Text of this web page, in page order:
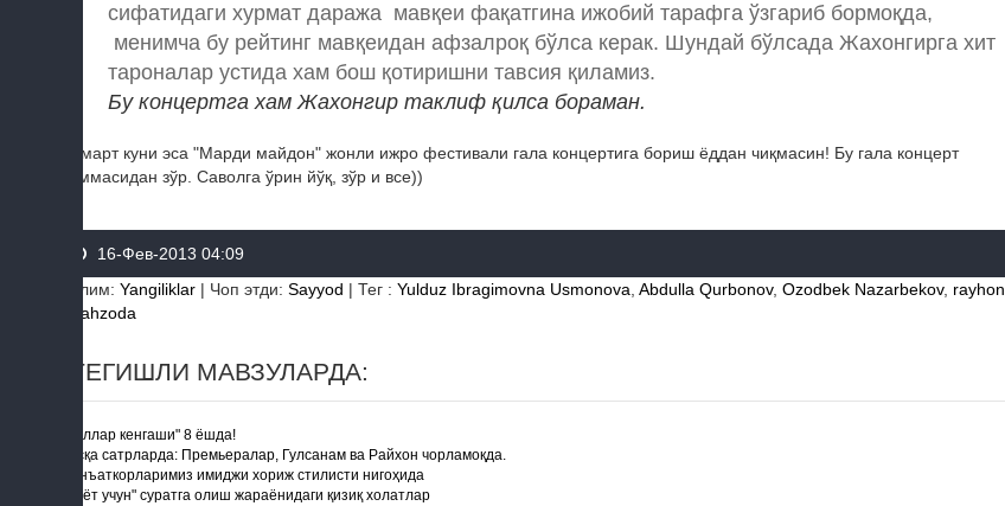
сифатидаги хурмат даража мавқеи фақатгина ижобий тарафга ўзгариб бормоқда,
менимча бу рейтинг мавқеидан афзалроқ бўлса керак. Шундай бўлсада Жахонгирга хит
тароналар устида хам бош қотиришни тавсия қиламиз.
Бу концертга хам Жахонгир таклиф қилса бораман.
-3 март куни эса "Марди майдон" жонли ижро фестивали гала концертига бориш ёддан чиқмасин! Бу гала концерт
хаммасидан зўр. Саволга ўрин йўқ, зўр и все))
16-Фев-2013 04:09
Бўлим: Yangiliklar | Чоп этди: Sayyod | Тег : Yulduz Ibragimovna Usmonova Abdulla Qurbonov, Ozodbek Nazarbekov, rayhon
Shahzoda
ТЕГИШЛИ МАВЗУЛАРДА:
"Аёллар кенгаши" 8 ёшда!
Қисқа сатрларда: Премьералар, Гулсанам ва Райхон чорламоқда.
Санъаткорларимиз имиджи хориж стилисти нигоҳида
"Хаёт учун" суратга олиш жараёнидаги қизиқ холатлар